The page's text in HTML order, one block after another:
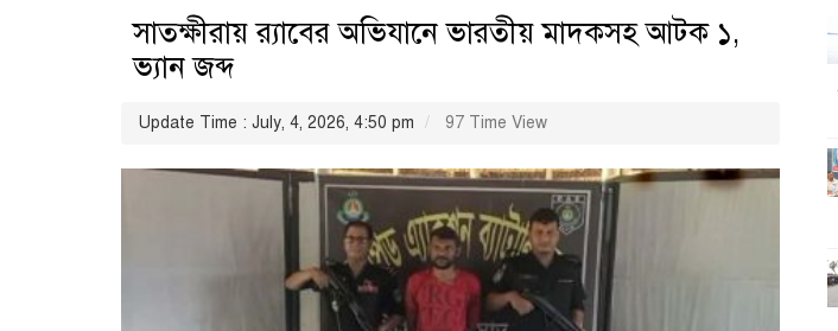
সাতক্ষীরায় র‍্যাবের অভিযানে ভারতীয় মাদকসহ আটক ১,
ভ্যান জব্দ
Update Time : July, 4, 2026, 4:50 pm 97 Time View